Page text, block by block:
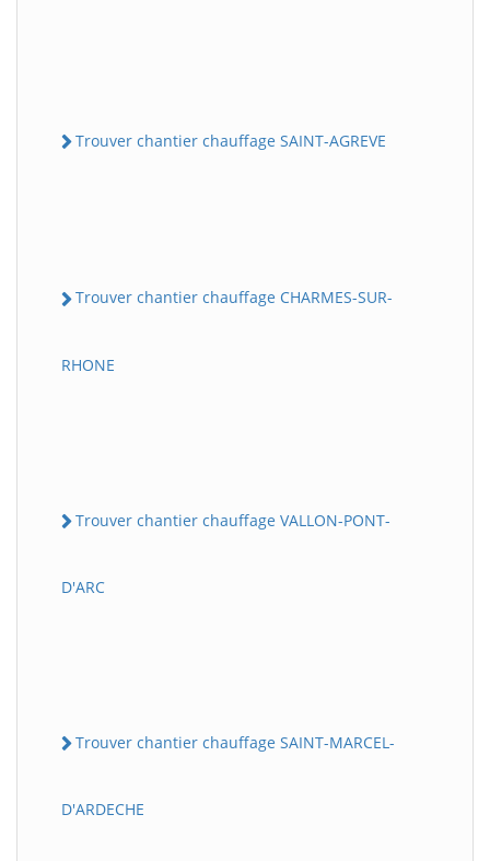
Trouver chantier chauffage SAINT-AGREVE
Trouver chantier chauffage CHARMES-SUR-
RHONE
Trouver chantier chauffage VALLON-PONT-
D'ARC
Trouver chantier chauffage SAINT-MARCEL-
D'ARDECHE